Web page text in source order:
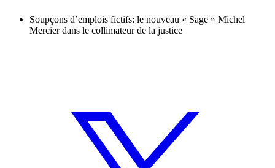
Soupçons d’emplois fictifs: le nouveau « Sage » Michel
Mercier dans le collimateur de la justice